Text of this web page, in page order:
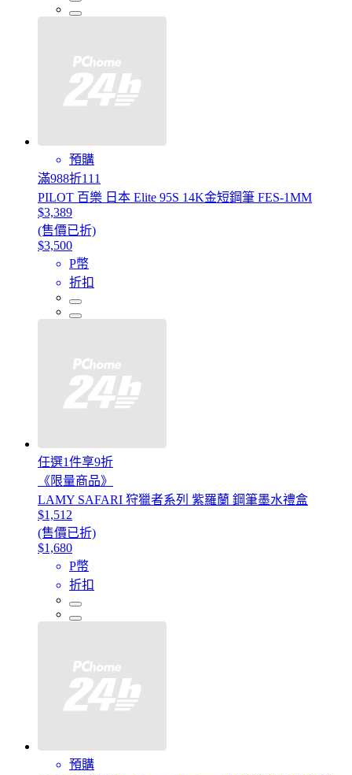
預購
滿988折111
PILOT 百樂 日本 Elite 95S 14K金短鋼筆 FES-1MM
$3,389
(售價已折)
$3,500
P幣
折扣
任選1件享9折
《限量商品》
LAMY SAFARI 狩獵者系列 紫羅蘭 鋼筆墨水禮盒
$1,512
(售價已折)
$1,680
P幣
折扣
預購